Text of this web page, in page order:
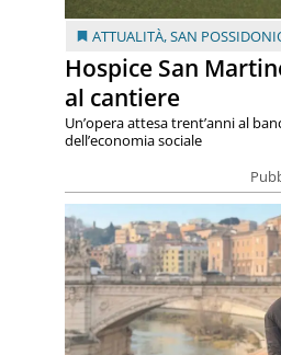
ATTUALITÀ,SAN
Hospice San
al cantiere
Un’opera attesa trent’anni al
dell’economia sociale